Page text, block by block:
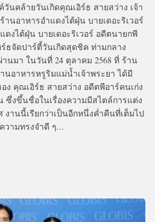
นคล้ายวันเกิดคุณเอิร์ธ สายสว่าง เจ้า
นอาหารอำแดงไต้ฝุ่น บายเดอะริเวอร์
งไต้ฝุ่น บายเดอะริเวอร์ อดีตนายกพี
ธจัดปาร์ตี้วันเกิดสุดชิค ท่ามกลาง
นมา ในวันที่ 24 ตุลาคม 2568 ที่ ร้าน
นอาหารหรูริมแม่น้ำเจ้าพระยา ได้มี
ง คุณเอิร์ธ สายสว่าง อดีตพีอาร์คนเก่ง
ซึ่งขึ้นชื่อในเรื่องความมีสไตล์การแต่ง
านนี้เรียกว่าเป็นอีกหนึ่งค่ำคืนที่เต็มไป
วามทรงจำดี ๆ...